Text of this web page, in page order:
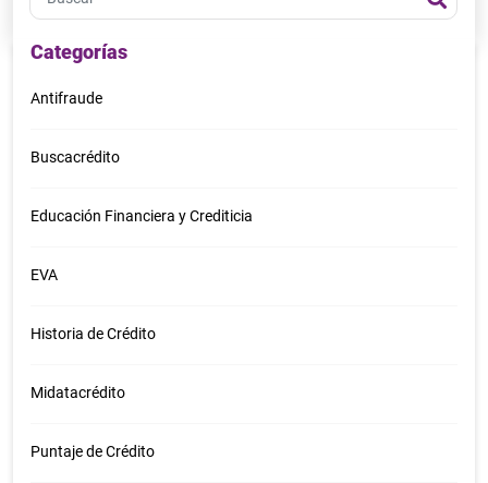
Categorías
Antifraude
Buscacrédito
Educación Financiera y Crediticia
EVA
Historia de Crédito
Midatacrédito
Puntaje de Crédito